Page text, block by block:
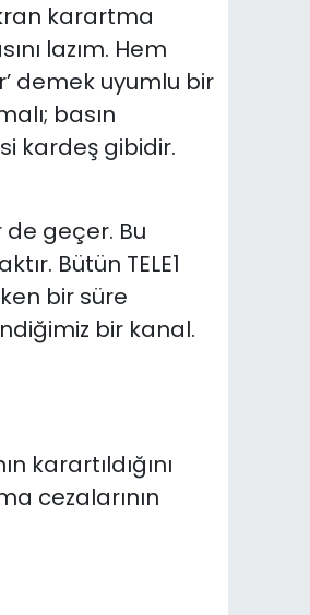
karartma
lazım. Hem
demek uyumlu bir
basın
kardeş gibidir.
de geçer. Bu
Bütün TELE1
bir süre
bir kanal.
karartıldığını
cezalarının